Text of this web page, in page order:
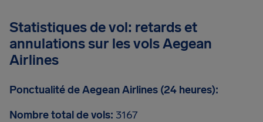
Statistiques de vol: retards et
annulations sur les vols Aegean
Airlines
Ponctualité de Aegean Airlines (24 heures):
Nombre total de vols: 3167